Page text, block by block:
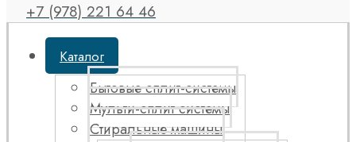
+7 (978) 221 64 46
Каталог
Бытовые сплит-системы
Мульти-сплит системы
Стиральные машины